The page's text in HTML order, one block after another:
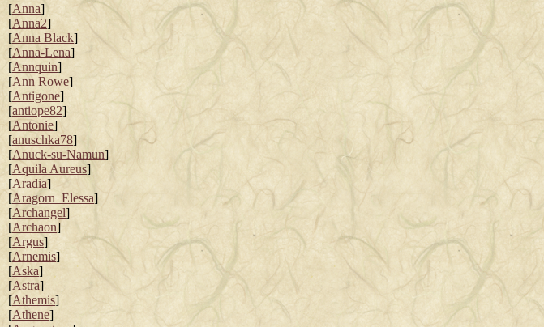
[Anna]
[Anna2]
[Anna Black]
[Anna-Lena]
[Annquin]
[Ann Rowe]
[Antigone]
[antiope82]
[Antonie]
[anuschka78]
[Anuck-su-Namun]
[Aquila Aureus]
[Aradia]
[Aragorn_Elessa]
[Archangel]
[Archaon]
[Argus]
[Arnemis]
[Aska]
[Astra]
[Athemis]
[Athene]